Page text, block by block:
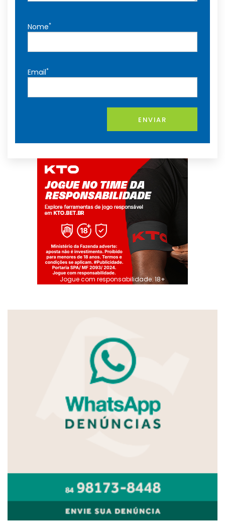
Nome*
Email*
ENVIAR
Jogue com responsabilidade. 18+